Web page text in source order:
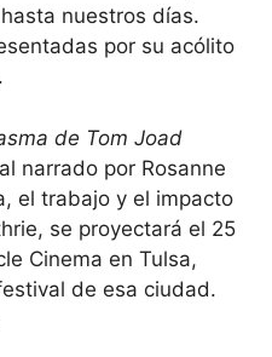
nuestros días.
por su acólito
de Tom Joad
narrado por Rosanne
el trabajo y el impacto
se proyectará el 25
Cinema en Tulsa,
de esa ciudad.